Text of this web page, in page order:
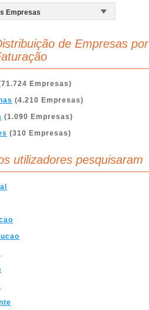
de Empresas por
Empresas)
(4.210 Empresas)
(1.090 Empresas)
(310 Empresas)
utilizadores pesquisaram